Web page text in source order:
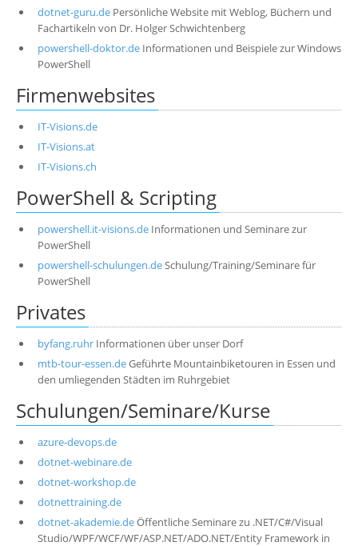
dotnet-guru.dePersönliche Website mit Weblog, Büchern und
Fachartikeln von Dr. Holger Schwichtenberg
powershell-doktor.deInformationen und Beispiele zur Windows
PowerShell
Firmenwebsites
IT-Visions.de
IT-Visions.at
IT-Visions.ch
PowerShell & Scripting
powershell.it-visions.deInformationen und Seminare zur
PowerShell
powershell-schulungen.deSchulung/Training/Seminare für
PowerShell
Privates
byfang.ruhrInformationen über unser Dorf
mtb-tour-essen.deGeführte Mountainbiketouren in Essen und
den umliegenden Städten im Ruhrgebiet
Schulungen/Seminare/Kurse
azure-devops.de
dotnet-webinare.de
dotnet-workshop.de
dotnettraining.de
dotnet-akademie.deÖffentliche Seminare zu .NET/C#/Visual
Studio/WPF/WCF/WF/ASP.NET/ADO.NET/Entity Framework in